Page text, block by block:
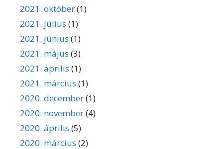
2021. október(1)
2021. július (1)
2021. június (1)
2021. május (3)
2021. április (1)
2021. március (1)
2020. december(1)
2020. november(4)
2020. április (5)
2020. március (2)